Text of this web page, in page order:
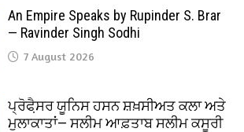
An Empire Speaks by Rupinder S. Brar
— Ravinder Singh Sodhi
7 August 2026
ਪ੍ਰੋਫੈ਼ਸਰ ਯੂਨਿਸ ਹਸਨ ਸ਼ਖ਼ਸੀਅਤ ਕਲਾ ਅਤੇ
ਮੁਲਾਕਾਤਾਂ— ਸਲੀਮ ਆਫ਼ਤਾਬ ਸਲੀਮ ਕਸੂਰੀ